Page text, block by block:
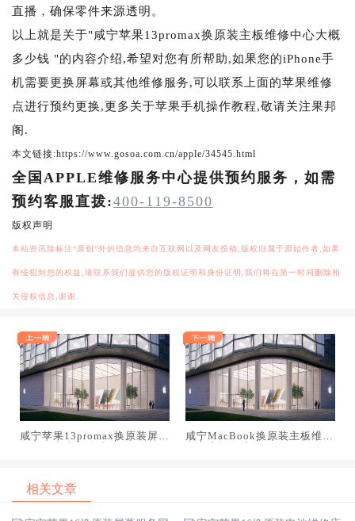
直播，确保零件来源透明。
以上就是关于"咸宁苹果13promax换原装主板维修中心大概
多少钱 "的内容介绍,希望对您有所帮助,如果您的iPhone手
机需要更换屏幕或其他维修服务,可以联系上面的苹果维修
点进行预约更换,更多关于苹果手机操作教程,敬请关注果邦
阁.
本文链接:https://www.gosoa.com.cn/apple/34545.html
全国APPLE维修服务中心提供预约服务，如需
预约客服直拨:400-119-8500
版权声明
本站资讯除标注“原创”外的信息均来自互联网以及网友投稿,版权归属于原始作者,如果
有侵犯到您的权益,请联系我们提供您的版权证明和身份证明,我们将在第一时间删除相
关侵权信息,谢谢.
咸宁苹果13promax换原装屏幕
咸宁MacBook换原装主板维修
相关文章